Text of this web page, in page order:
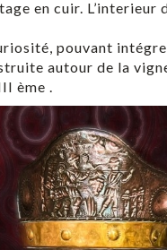
en cuir. L’interieur
pouvant
autour de la
ème .